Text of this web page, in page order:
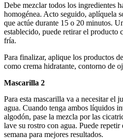
Debe mezclar todos los ingredientes
homogénea. Acto seguido, aplíquela
que actúe durante 15 o 20 minutos.
establecido, puede retirar el producto
fría.
Para finalizar, aplique los productos
como crema hidratante, contorno de
Mascarilla 2
Para esta mascarilla va a necesitar el
agua. Cuando tenga ambos líquidos
algodón, pase la mezcla por las
lave su rostro con agua. Puede repetir
semana para mejores resultados.